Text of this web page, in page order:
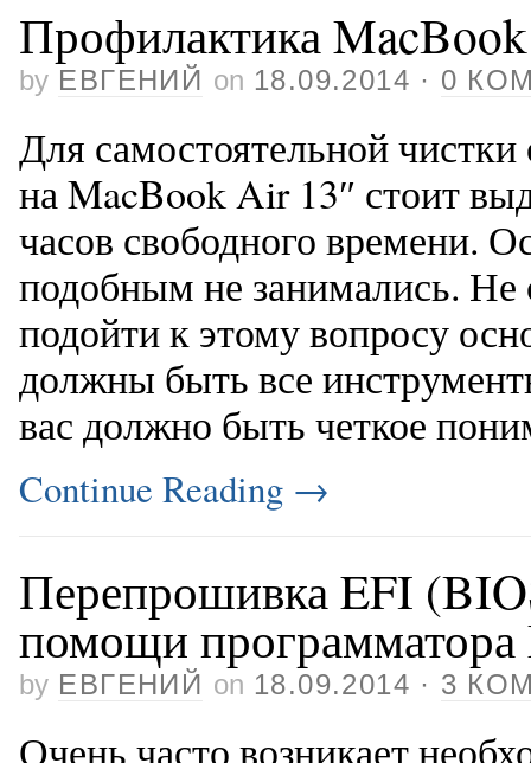
Профилактика
by ЕВГЕНИЙ on 18.09.2014 · 0
Для самостоятельной
на MacBook Air 13″ стоит
часов свободного времени.
подобным не занимались. Не
подойти к этому вопросу
должны быть все
вас должно быть четкое
Continue Reading →
Перепрошивка EFI
помощи
by ЕВГЕНИЙ on 18.09.2014 · 3
Очень часто возникает